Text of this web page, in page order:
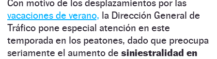
Con motivo de los desplazamientos por las
vacaciones de verano, la Dirección General de
Tráfico pone especial atención en este
temporada en los peatones, dado que preocupa
seriamente el aumento de siniestralidad en